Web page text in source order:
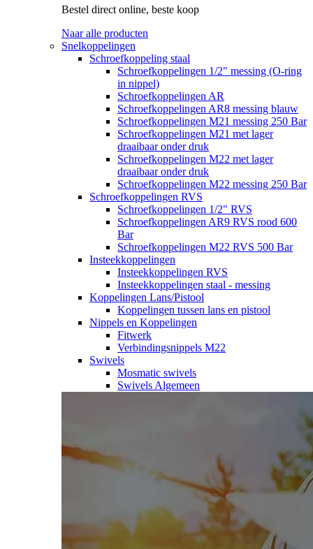
Bestel direct online, beste koop
Naar alle producten
Snelkoppelingen
Schroefkoppeling staal
Schroefkoppelingen 1/2" messing (O-ring
in nippel)
Schroefkoppelingen AR
Schroefkoppelingen AR8 messing blauw
Schroefkoppelingen M21 messing 250 Bar
Schroefkoppelingen M21 met lager
draaibaar onder druk
Schroefkoppelingen M22 met lager
draaibaar onder druk
Schroefkoppelingen M22 messing 250 Bar
Schroefkoppelingen RVS
Schroefkoppelingen 1/2" RVS
Schroefkoppelingen AR9 RVS rood 600
Bar
Schroefkoppelingen M22 RVS 500 Bar
Insteekkoppelingen
Insteekkoppelingen RVS
Insteekkoppelingen staal - messing
Koppelingen Lans/Pistool
Koppelingen tussen lans en pistool
Nippels en Koppelingen
Fitwerk
Verbindingsnippels M22
Swivels
Mosmatic swivels
Swivels Algemeen